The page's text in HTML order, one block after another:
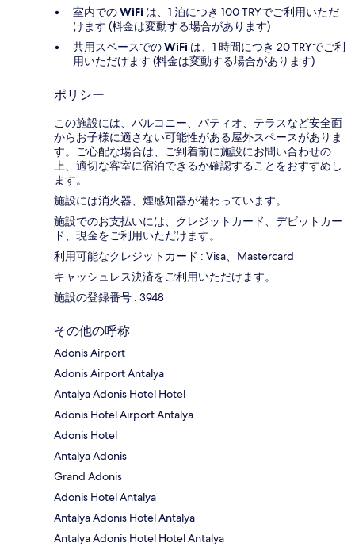
室内でのWiFi は、1 泊につき 100 TRYでご利用いただ
けます (料金は変動する場合があります)
共用スペースでのWiFi は、1 時間につき 20 TRYでご利
用いただけます (料金は変動する場合があります)
ポリシー
この施設には、バルコニー、パティオ、テラスなど安全面
からお子様に適さない可能性がある屋外スペースがありま
す。ご心配な場合は、ご到着前に施設にお問い合わせの
上、適切な客室に宿泊できるか確認することをおすすめし
ます。
施設には消火器、煙感知器が備わっています。
施設でのお支払いには、クレジットカード、デビットカー
ド、現金をご利用いただけます。
利用可能なクレジットカード : Visa、Mastercard
キャッシュレス決済をご利用いただけます。
施設の登録番号 : 3948
その他の呼称
Adonis Airport
Adonis Airport Antalya
Antalya Adonis Hotel Hotel
Adonis Hotel Airport Antalya
Adonis Hotel
Antalya Adonis
Grand Adonis
Adonis Hotel Antalya
Antalya Adonis Hotel Antalya
Antalya Adonis Hotel Hotel Antalya